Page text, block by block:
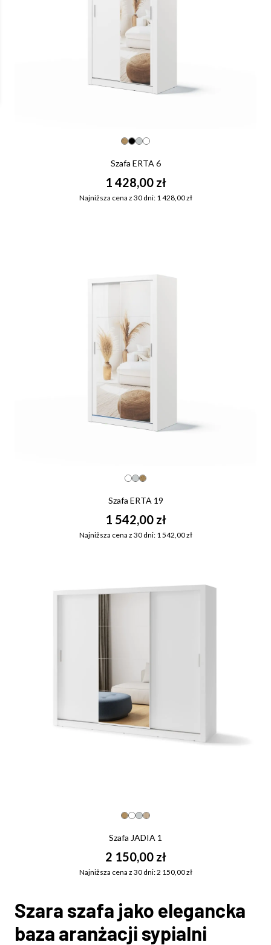
Szafa ERTA 6
1 428,00 zł
Najniższa cena z 30 dni: 1 428,00 zł
Szafa ERTA 19
1 542,00 zł
Najniższa cena z 30 dni: 1 542,00 zł
Szafa JADIA 1
2 150,00 zł
Najniższa cena z 30 dni: 2 150,00 zł
Szara szafa jako elegancka
baza aranżacji sypialni